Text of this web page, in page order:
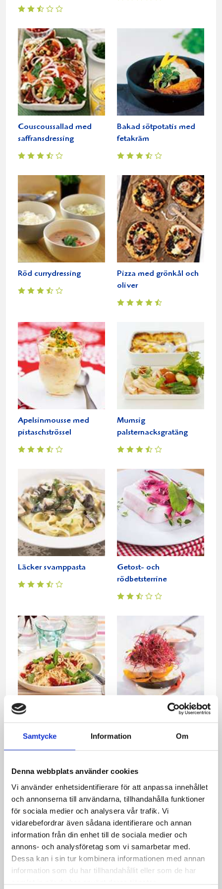
Samtycke Information Om
Denna webbplats använder cookies
Vi använder enhetsidentifierare för att anpassa innehållet
och annonserna till användarna, tillhandahålla funktioner
för sociala medier och analysera vår trafik. Vi
vidarebefordrar även sådana identifierare och annan
information från din enhet till de sociala medier och
annons- och analysföretag som vi samarbetar med.
Dessa kan i sin tur kombinera informationen med annan
information som du har tillhandahållit eller som de har
samlat in när du har använt deras tjänster.
Couscoussallad med
saffransdressing
Bakad sötpotatis med
fetakräm
Röd currydressing
Pizza med grönkål och
oliver
Apelsinmousse med
pistaschströssel
Mumsig
palsternacksgratäng
Läcker svamppasta
Getost- och
rödbetsterrine
Krämig spaghetti
Grillad grönsaksburgare
Ruccoladressing Mexikansk dressing